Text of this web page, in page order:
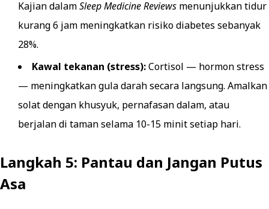
Kajian dalamSleep Medicine Reviews menunjukkan tidur
kurang 6 jam meningkatkan risiko diabetes sebanyak
28%.
Kawal tekanan (stress):Cortisol — hormon stress
— meningkatkan gula darah secara langsung. Amalkan
solat dengan khusyuk, pernafasan dalam, atau
berjalan di taman selama 10-15 minit setiap hari.
Langkah 5: Pantau dan Jangan Putus
Asa